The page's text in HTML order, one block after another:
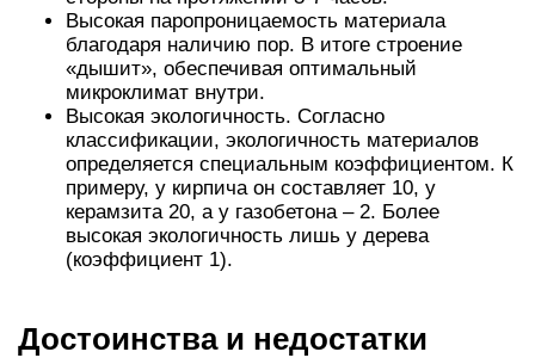
Высокая паропроницаемость материала
благодаря наличию пор. В итоге строение
«дышит», обеспечивая оптимальный
микроклимат внутри.
Высокая экологичность. Согласно
классификации, экологичность материалов
определяется специальным коэффициентом. К
примеру, у кирпича он составляет 10, у
керамзита 20, а у газобетона – 2. Более
высокая экологичность лишь у дерева
(коэффициент 1).
Достоинства и недостатки